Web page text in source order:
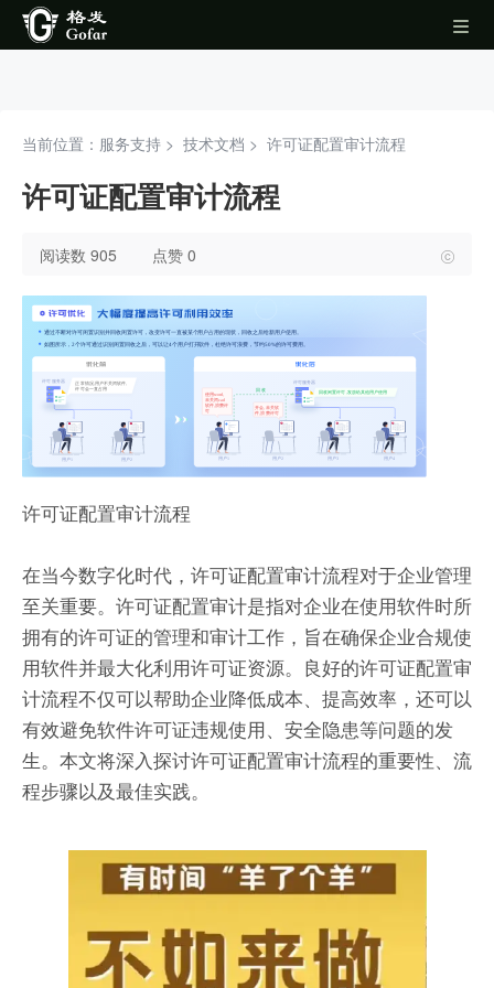
当前位置：服务支持 > 技术文档 > 许可证配置审计流程
许可证配置审计流程
阅读数 905 点赞 0
许可证配置审计流程
在当今数字化时代，许可证配置审计流程对于企业管理
至关重要。许可证配置审计是指对企业在使用软件时所
拥有的许可证的管理和审计工作，旨在确保企业合规使
用软件并最大化利用许可证资源。良好的许可证配置审
计流程不仅可以帮助企业降低成本、提高效率，还可以
有效避免软件许可证违规使用、安全隐患等问题的发
生。本文将深入探讨许可证配置审计流程的重要性、流
程步骤以及最佳实践。